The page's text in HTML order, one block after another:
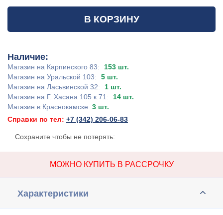
В КОРЗИНУ
Наличие:
Магазин на Карпинского 83:
153 шт.
Магазин на Уральской 103:
5 шт.
Магазин на Ласьвинской 32:
1 шт.
Магазин на Г. Хасана 105 к.71:
14 шт.
Магазин в Краснокамске: 3 шт.
Справки по тел: +7 (342) 206-06-83
Сохраните чтобы не потерять:
МОЖНО КУПИТЬ В РАССРОЧКУ
Характеристики